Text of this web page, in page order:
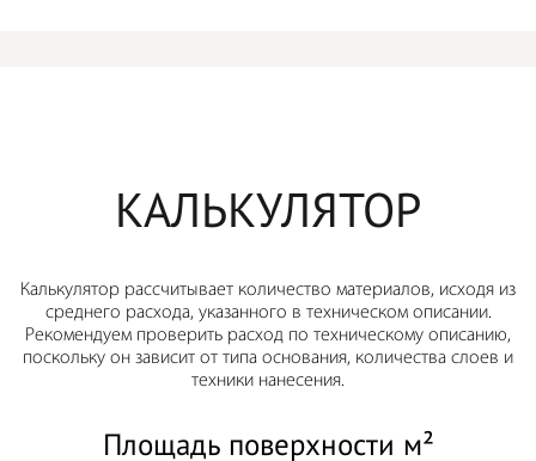
КАЛЬКУЛЯТОР
Калькулятор рассчитывает количество материалов, исходя из
среднего расхода, указанного в техническом описании.
Рекомендуем проверить расход по техническому описанию,
поскольку он зависит от типа основания, количества слоев и
техники нанесения.
Площадь поверхности м²